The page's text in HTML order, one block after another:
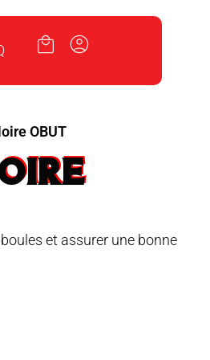
OBUT
et assurer une bonne